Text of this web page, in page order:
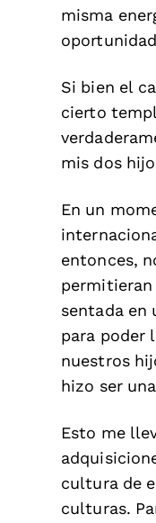
misma
Si bien el
cierto
mis dos
En un
entonces,
permitieran
sentada en
para poder
nuestros
hizo ser
Esto me
cultura de
culturas.